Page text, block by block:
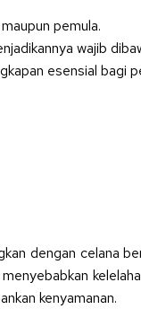
pemula.
wajib
esensial bagi
dengan celana
kenyamanan.